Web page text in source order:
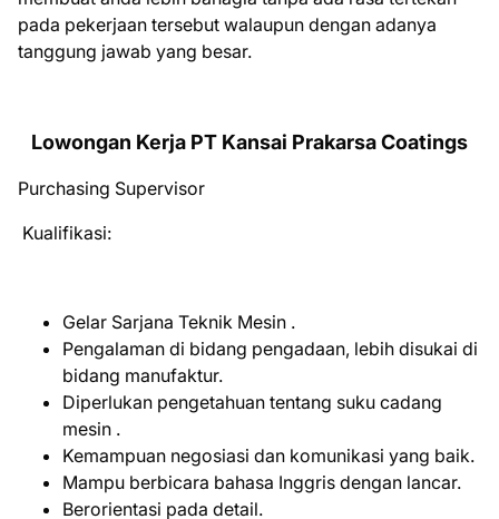
pada pekerjaan tersebut walaupun dengan adanya
tanggung jawab yang besar.
Lowongan Kerja PT Kansai Prakarsa Coatings
Purchasing Supervisor
Kualifikasi:
Gelar Sarjana Teknik Mesin .
Pengalaman di bidang pengadaan, lebih disukai di
bidang manufaktur.
Diperlukan pengetahuan tentang suku cadang
mesin .
Kemampuan negosiasi dan komunikasi yang baik.
Mampu berbicara bahasa Inggris dengan lancar.
Berorientasi pada detail.